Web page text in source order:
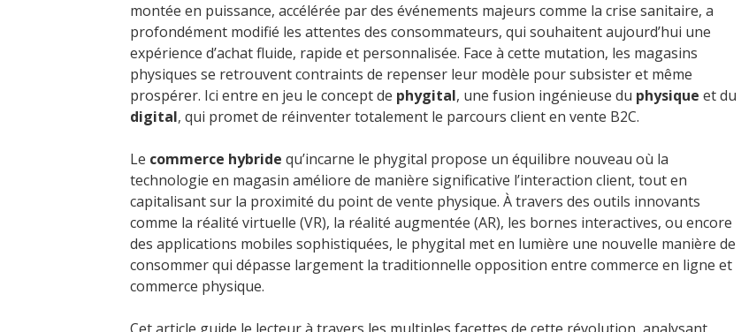
montée en puissance, accélérée par des événements majeurs comme la crise sanitaire, a
profondément modifié les attentes des consommateurs, qui souhaitent aujourd’hui une
expérience d’achat fluide, rapide et personnalisée. Face à cette mutation, les magasins
physiques se retrouvent contraints de repenser leur modèle pour subsister et même
prospérer. Ici entre en jeu le concept de phygital, une fusion ingénieuse du physique et du
digital, qui promet de réinventer totalement le parcours client en vente B2C.
Le commerce hybride qu’incarne le phygital propose un équilibre nouveau où la
technologie en magasin améliore de manière significative l’interaction client, tout en
capitalisant sur la proximité du point de vente physique. À travers des outils innovants
comme la réalité virtuelle (VR), la réalité augmentée (AR), les bornes interactives, ou encore
des applications mobiles sophistiquées, le phygital met en lumière une nouvelle manière de
consommer qui dépasse largement la traditionnelle opposition entre commerce en ligne et
commerce physique.